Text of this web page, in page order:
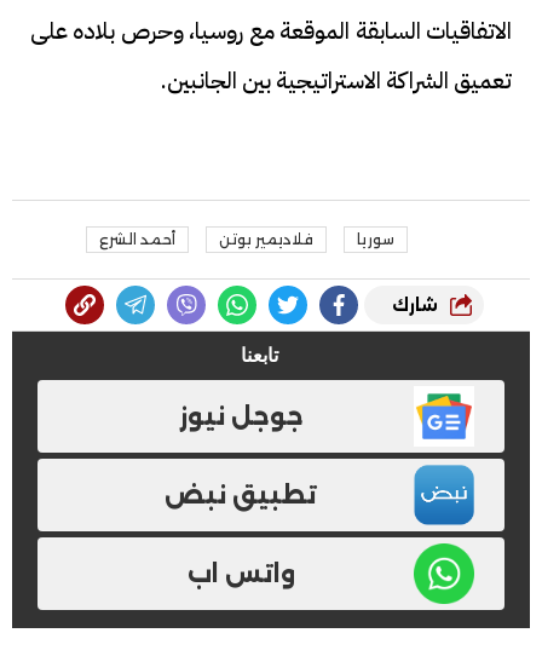
الاتفاقيات السابقة الموقعة مع روسيا، وحرص بلاده على
تعميق الشراكة الاستراتيجية بين الجانبين.
سوريا فلاديمير بوتن أحمد الشرع
شارك
تابعنا
جوجل نيوز
تطبيق نبض
واتس اب